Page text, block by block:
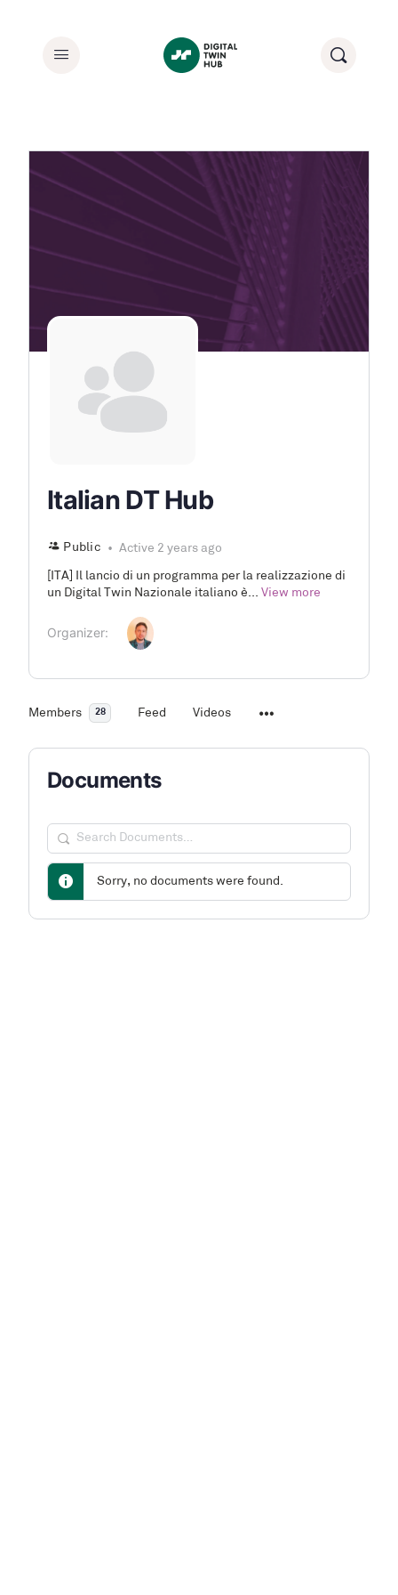
Italian DT Hub
Public Active 2 years ago
[ITA] Il lancio di un programma per la realizzazione di
un Digital Twin Nazionale italiano è... View more
Organizer:
Members 28 Feed Videos
Documents
Search
Documents…
Sorry, no documents were found.